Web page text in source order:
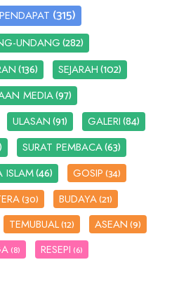
PENDAPAT (315)
UNDANG(282)
(136) SEJARAH(102)
MEDIA(97)
ULASAN(91) GALERI(84)
SURAT PEMBACA(63)
ISLAM(46) GOSIP(34)
(30) BUDAYA(21)
TEMUBUAL(12) ASEAN(9)
(8) RESEPI (6)